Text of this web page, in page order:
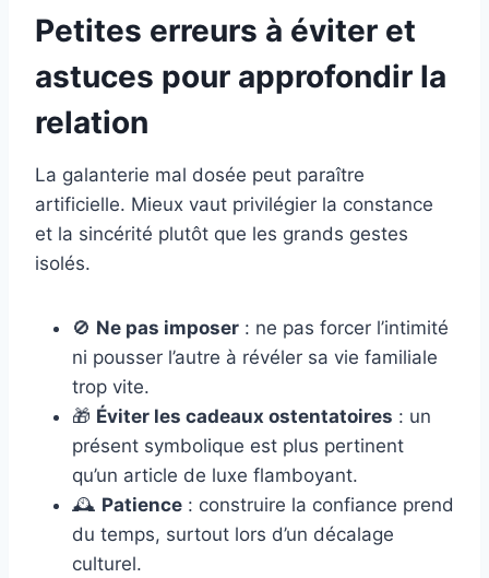
Petites erreurs à éviter et
astuces pour approfondir la
relation
La galanterie mal dosée peut paraître
artificielle. Mieux vaut privilégier la constance
et la sincérité plutôt que les grands gestes
isolés.
🚫 Ne pas imposer : ne pas forcer l’intimité
ni pousser l’autre à révéler sa vie familiale
trop vite.
🎁 Éviter les cadeaux ostentatoires : un
présent symbolique est plus pertinent
qu’un article de luxe flamboyant.
🕰️ Patience : construire la confiance prend
du temps, surtout lors d’un décalage
culturel.